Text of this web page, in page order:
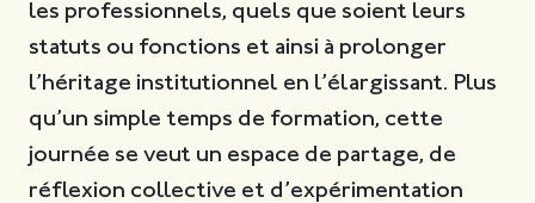
les professionnels, quels que soient leurs
statuts ou fonctions et ainsi à prolonger
l’héritage institutionnel en l’élargissant. Plus
qu’un simple temps de formation, cette
journée se veut un espace de partage, de
réflexion collective et d’expérimentation